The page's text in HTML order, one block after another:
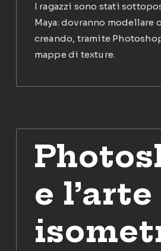
I ragazzi sono stati
Maya: dovranno modellare
creando, tramite
mappe di texture.
e l’arte